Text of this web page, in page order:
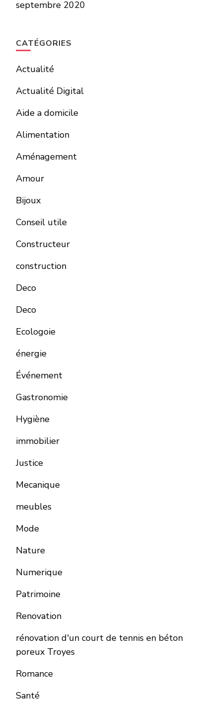
septembre 2020
CATÉGORIES
Actualité
Actualité Digital
Aide a domicile
Alimentation
Aménagement
Amour
Bijoux
Conseil utile
Constructeur
construction
Deco
Deco
Ecologoie
énergie
Événement
Gastronomie
Hygiène
immobilier
Justice
Mecanique
meubles
Mode
Nature
Numerique
Patrimoine
Renovation
rénovation d'un court de tennis en béton
poreux Troyes
Romance
Santé